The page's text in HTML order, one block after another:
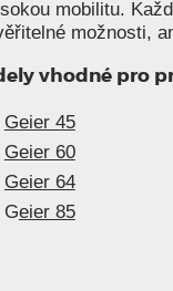
mobilitu.
možnosti,
vhodné pro
Geier 45
Geier 60
Geier 64
Geier 85